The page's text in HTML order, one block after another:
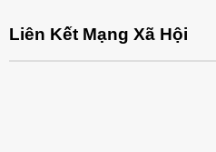
Liên Kết Mạng Xã Hội